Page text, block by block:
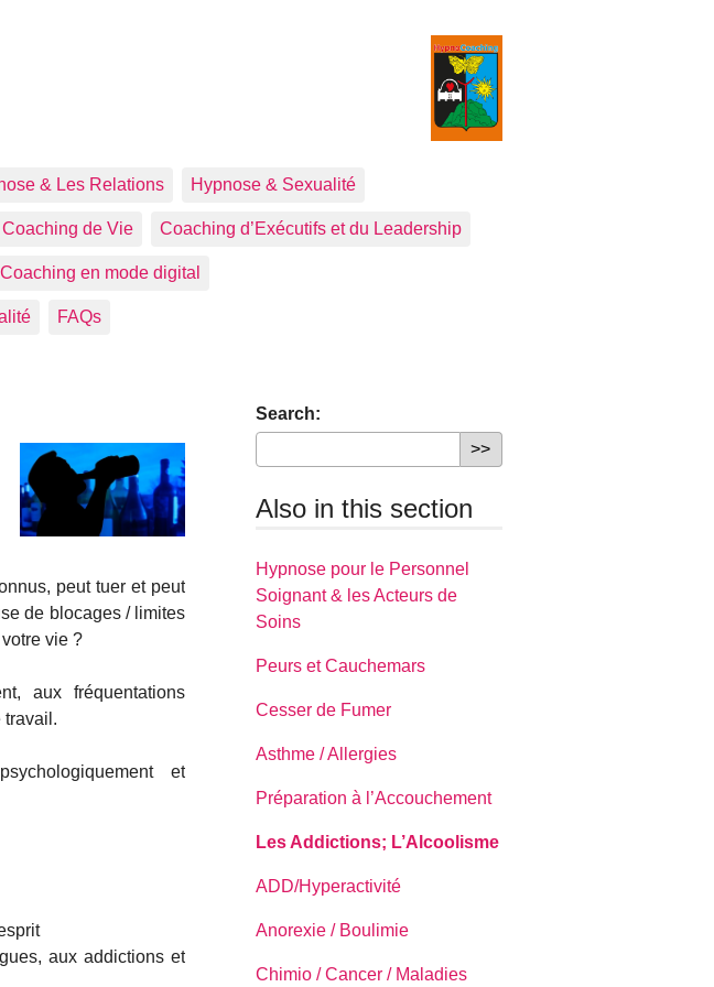
& Les Relations Hypnose & Sexualité
Coaching de Vie Coaching d’Exécutifs et du Leadership
en mode digital
FAQs
peut tuer et peut
de blocages / limites
vie ?
aux fréquentations
travail.
et
aux addictions et
Search:
Also in this section
Hypnose pour le Personnel
Soignant & les Acteurs de
Soins
Peurs et Cauchemars
Cesser de Fumer
Asthme / Allergies
Préparation à l’Accouchement
Les Addictions; L’Alcoolisme
ADD/Hyperactivité
Anorexie / Boulimie
Chimio / Cancer / Maladies